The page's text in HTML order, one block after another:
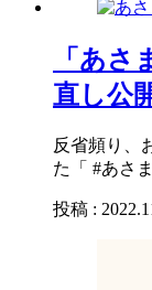
「あさ
直し公
反省頻り、
た「 #あさ
投稿 :